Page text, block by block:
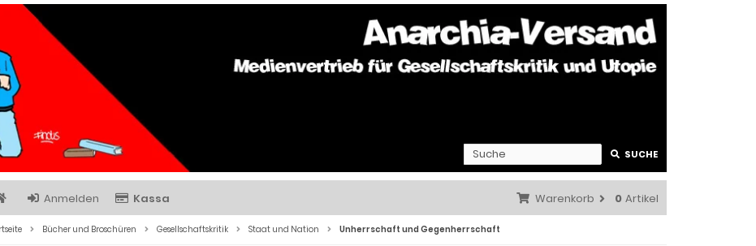
SUCHE
Anmelden Kassa Warenkorb 0 Artikel
Bücher und Broschüren Gesellschaftskritik Staat und Nation Unherrschaft und Gegenherrschaft